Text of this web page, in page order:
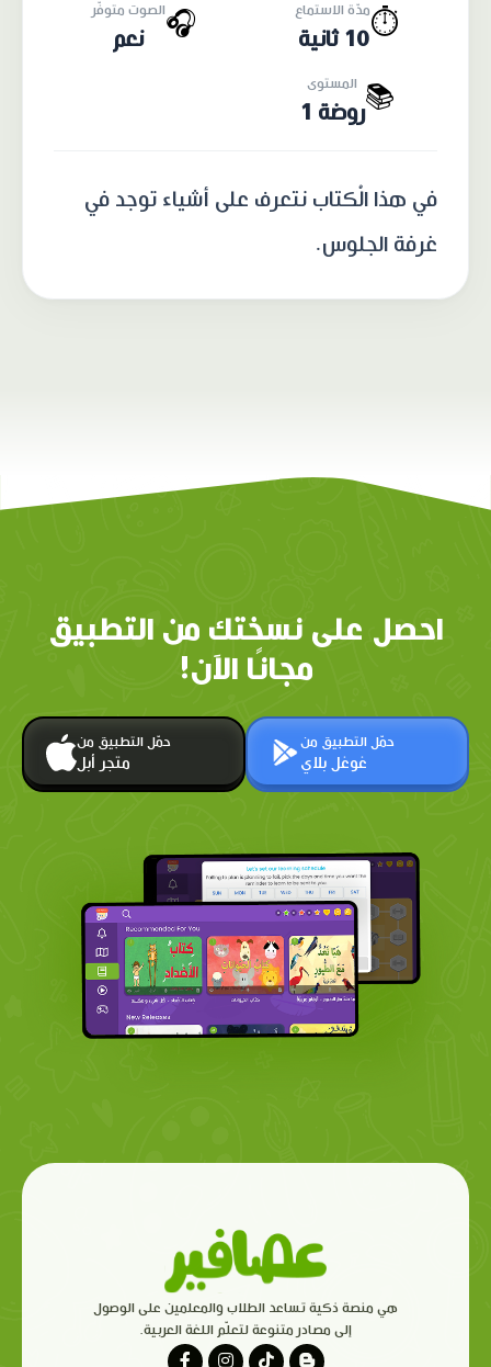
⏱️مدّة الاستماع
10 ثانية
🎧الصوت متوفّر
نعم
📚 المستوى
روضة 1
في هذا الْكتاب نتعرف على أشياء توجد في
غرفة الجلوس.
احصل على نسختك من التطبيق
مجانًا الآن!
حمّل التطبيق من
متجر أبل
حمّل التطبيق من
غوغل بلاي
هي منصة ذكية تساعد الطلاب والمعلمين على الوصول
إلى مصادر متنوعة لتعلّم اللغة العربية.